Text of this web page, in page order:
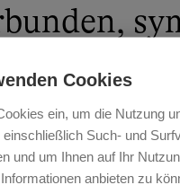
uns
Cookies
ein, um die Nutzung
Such- und
und um Ihnen auf Ihr
anbieten zu